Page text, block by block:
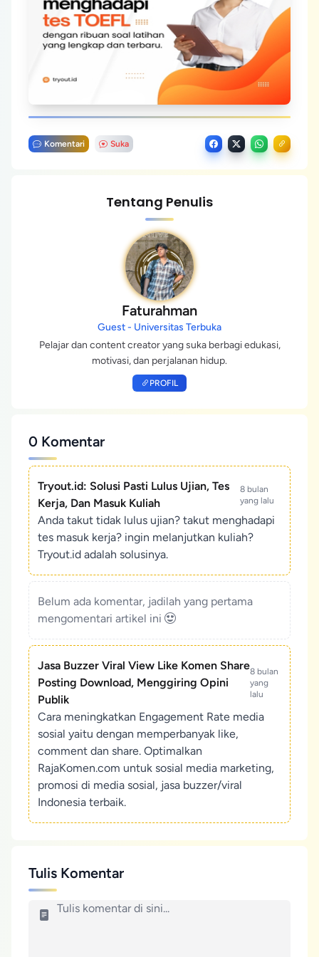
Komentari Suka
Tentang Penulis
Faturahman
Guest - Universitas Terbuka
Pelajar dan content creator yang suka berbagi edukasi,
motivasi, dan perjalanan hidup.
PROFIL
0 Komentar
Tryout.id: Solusi Pasti Lulus Ujian, Tes
Kerja, Dan Masuk Kuliah
8 bulan
yang lalu
Anda takut tidak lulus ujian? takut menghadapi
tes masuk kerja? ingin melanjutkan kuliah?
Tryout.id adalah solusinya.
Belum ada komentar, jadilah yang pertama
mengomentari artikel ini
Jasa Buzzer Viral View Like Komen Share
Posting Download, Menggiring Opini
Publik
8 bulan
yang
lalu
Cara meningkatkan Engagement Rate media
sosial yaitu dengan memperbanyak like,
comment dan share. Optimalkan
RajaKomen.com untuk sosial media marketing,
promosi di media sosial, jasa buzzer/viral
Indonesia terbaik.
Tulis Komentar